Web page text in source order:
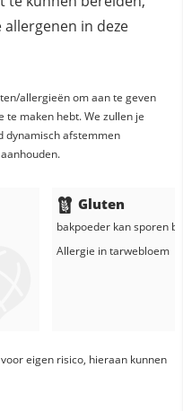
allergenen in deze
allergieën om aan te geven
te maken hebt. We zullen je
dynamisch afstemmen
Gluten
bakpoederkan sporen
Allergie intarwebloem
eigen risico, hieraan kunnen